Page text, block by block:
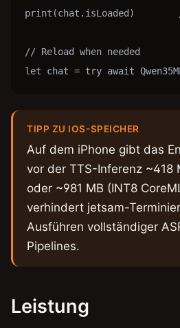
print(chat.isLoaded)
// Reload when needed
let chat = try await
TIPP ZU IOS-SPEICHER
Auf dem iPhone gibt das
vor der TTS-Inferenz ~418
oder ~981 MB (INT8
verhindert jetsam-
Ausführen vollständiger
Pipelines.
Leistung